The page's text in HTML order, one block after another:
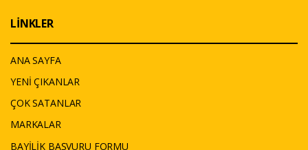
LİNKLER
ANA SAYFA
YENİ ÇIKANLAR
ÇOK SATANLAR
MARKALAR
BAYİLİK BAŞVURU FORMU